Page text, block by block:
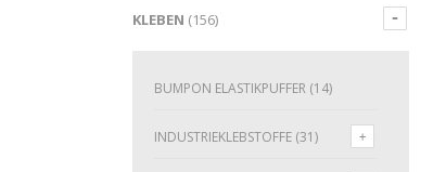
KLEBEN (156)
BUMPON ELASTIKPUFFER (14)
INDUSTRIEKLEBSTOFFE (31)